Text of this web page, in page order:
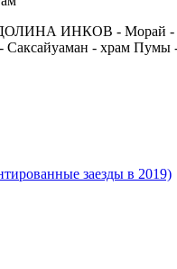
ИНКОВ - Морай -
- храм Пумы
заезды в 2019)